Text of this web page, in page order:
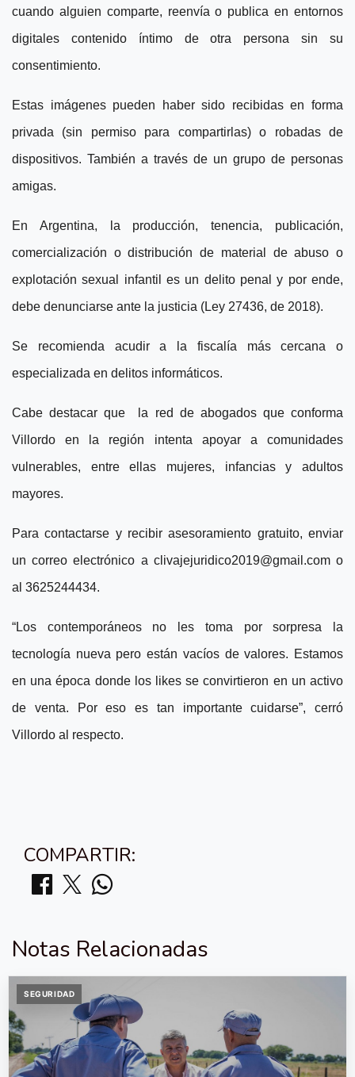
cuando alguien comparte, reenvía o publica en entornos
digitales contenido íntimo de otra persona sin su
consentimiento.
Estas imágenes pueden haber sido recibidas en forma
privada (sin permiso para compartirlas) o robadas de
dispositivos. También a través de un grupo de personas
amigas.
En Argentina, la producción, tenencia, publicación,
comercialización o distribución de material de abuso o
explotación sexual infantil es un delito penal y por ende,
debe denunciarse ante la justicia (Ley 27436, de 2018).
Se recomienda acudir a la fiscalía más cercana o
especializada en delitos informáticos.
Cabe destacar que la red de abogados que conforma
Villordo en la región intenta apoyar a comunidades
vulnerables, entre ellas mujeres, infancias y adultos
mayores.
Para contactarse y recibir asesoramiento gratuito, enviar
un correo electrónico a clivajejuridico2019@gmail.como
al 3625244434.
“Los contemporáneos no les toma por sorpresa la
tecnología nueva pero están vacíos de valores. Estamos
en una época donde los likes se convirtieron en un activo
de venta. Por eso es tan importante cuidarse”, cerró
Villordo al respecto.
COMPARTIR:
Notas Relacionadas
SEGURIDAD